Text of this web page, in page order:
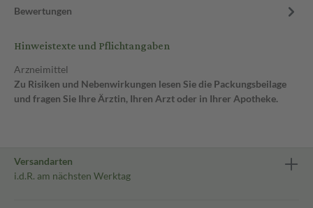
Bewertungen
Hinweistexte und Pflichtangaben
Arzneimittel
Zu Risiken und Nebenwirkungen lesen Sie die Packungsbeilage
und fragen Sie Ihre Ärztin, Ihren Arzt oder in Ihrer Apotheke.
Versandarten
i.d.R. am nächsten Werktag